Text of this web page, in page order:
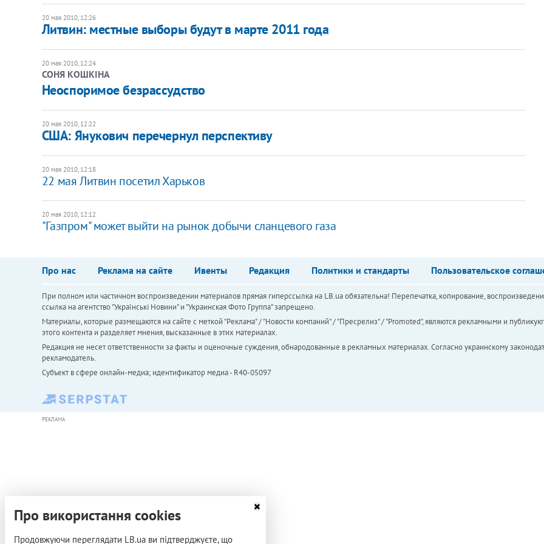
20 мая 2010, 12:26
Литвин: местные выборы будут в марте 2011 года
20 мая 2010, 12:24
СОНЯ КОШКІНА
Неоспоримое безрассудство
20 мая 2010, 12:22
США: Янукович перечернул перспективу
20 мая 2010, 12:18
22 мая Литвин посетил Харьков
20 мая 2010, 12:12
"Газпром" может выйти на рынок добычи сланцевого газа
Про нас Реклама на сайте Ивенты Редакция Политики и стандарты Пользовательское
При полном или частичном воспроизведении материалов прямая гиперссылка на LB.ua обязательна! Перепечатка, копирование,
ссылка на агентство "Українськi Новини" и "Украинская Фото Группа" запрещено.
Материалы, которые размещаются на сайте с меткой "Реклама" / "Новости компаний" / "Пресрелиз" / "Promoted", являются рекламными и
этого контента и разделяет мнения, высказанные в этих материалах.
Редакция не несет ответственности за факты и оценочные суждения, обнародованные в рекламных материалах. Согласно украинскому
рекламодатель.
Субъект в сфере онлайн-медиа; идентификатор медиа - R40-05097
РЕКЛАМА
Про використання cookies
Продовжуючи переглядати LB.ua ви підтверджуєте, що